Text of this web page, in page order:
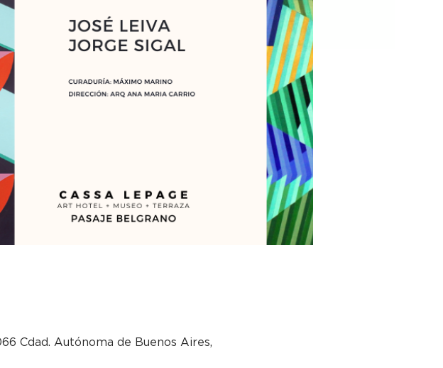
Cdad. Autónoma de Buenos Aires,